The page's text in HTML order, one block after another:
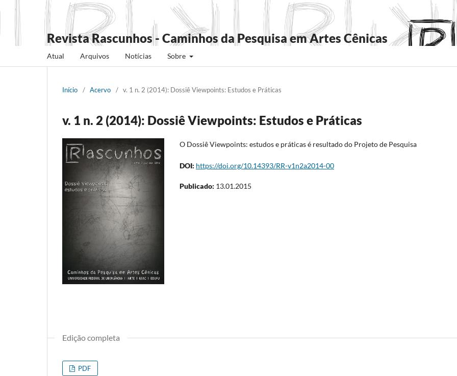
Revista Rascunhos - Caminhos da Pesquisa em Artes Cênicas
Atual Arquivos Notícias Sobre
Início / Acervo / v. 1 n. 2 (2014): Dossiê Viewpoints: Estudos e Práticas
v. 1 n. 2 (2014): Dossiê Viewpoints: Estudos e Práticas
O Dossiê Viewpoints: estudos e práticas é resultado do Projeto de Pesquisa
DOI: https://doi.org/10.14393/RR-v1n2a2014-00
Publicado: 13.01.2015
Edição completa
PDF